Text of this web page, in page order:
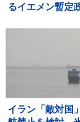
るイエメン暫定
イラン「敵対国